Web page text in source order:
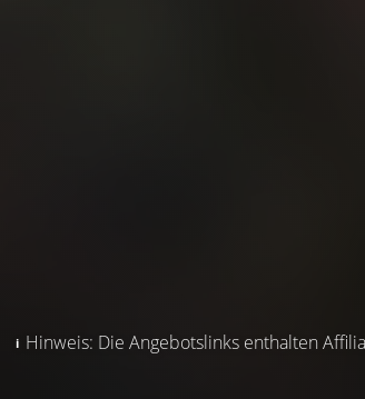
Hinweis: Die Angebotslinks enthalten